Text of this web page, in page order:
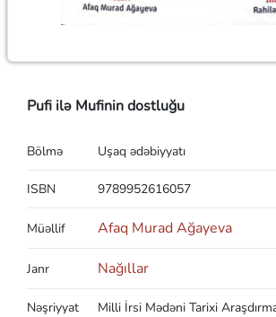
Pufi ilə Mufinin dostluğu
Bölmə Uşaq ədəbiyyatı
ISBN 9789952616057
Müəllif Afaq Murad Ağayeva
Janr Nağıllar
Nəşriyyat Milli İrsi Mədəni Tarixi